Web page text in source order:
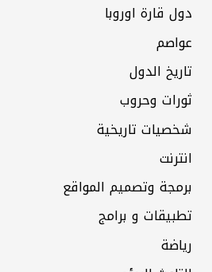
دول قارة اوروبا
عواصم
تاريخ الدول
ثورات وحروب
شخصيات تاريخية
انترنت
برمجة وتصميم المواقع
تطبيقات و برامج
رياضة